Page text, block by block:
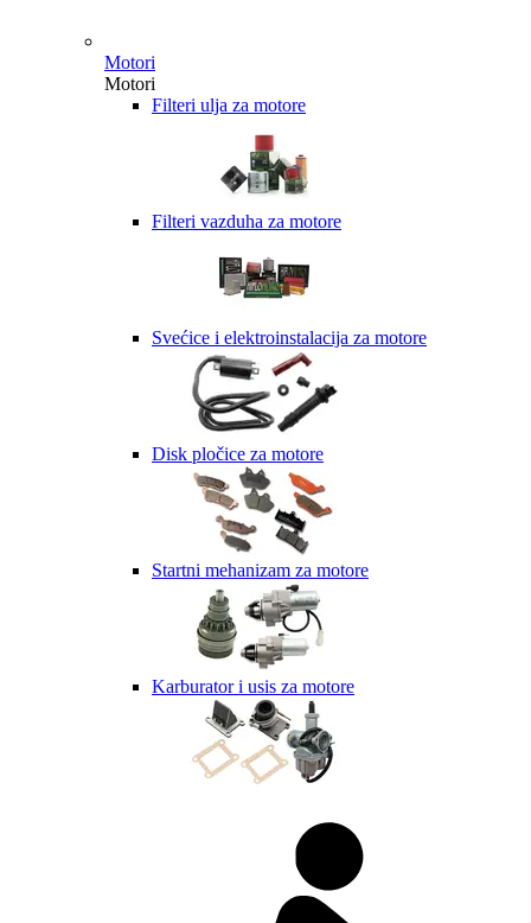
Motori
Motori
Filteri ulja za motore
Filteri vazduha za motore
Svećice i elektroinstalacija za motore
Disk pločice za motore
Startni mehanizam za motore
Karburator i usis za motore